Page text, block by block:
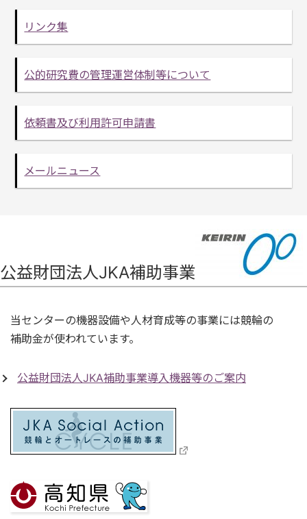
リンク集
公的研究費の管理運営体制等について
依頼書及び利用許可申請書
メールニュース
公益財団法人JKA補助事業
当センターの機器設備や人材育成等の事業には競輪の
補助金が使われています。
公益財団法人JKA補助事業導入機器等のご案内